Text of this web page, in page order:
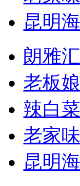
昆明
朗雅
老板
辣白
老家
昆明